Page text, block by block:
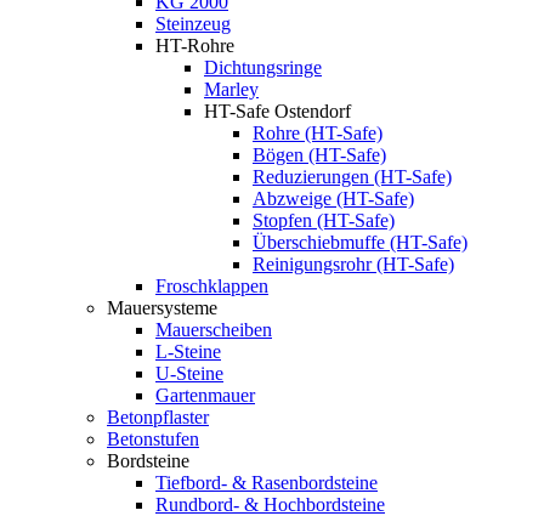
Steinzeug
HT-Rohre
Dichtungsringe
Marley
HT-Safe Ostendorf
Rohre (HT-Safe)
Bögen (HT-Safe)
Reduzierungen (HT-Safe)
Abzweige (HT-Safe)
Stopfen (HT-Safe)
Überschiebmuffe (HT-Safe)
Reinigungsrohr (HT-Safe)
Froschklappen
Mauersysteme
Mauerscheiben
L-Steine
U-Steine
Gartenmauer
Betonpflaster
Betonstufen
Bordsteine
Tiefbord- & Rasenbordsteine
Rundbord- & Hochbordsteine